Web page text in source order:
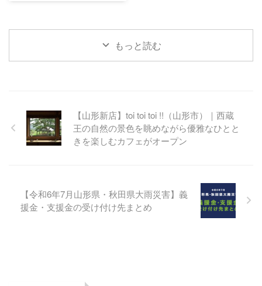
もっと読む
【山形新店】toi toi toi !!（山形市）｜西蔵
王の自然の景色を眺めながら優雅なひとと
きを楽しむカフェがオープン
【令和6年7月山形県・秋田県大雨災害】義
援金・支援金の受け付け先まとめ